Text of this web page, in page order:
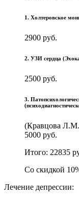
1. Холтеровское
2900 руб.
2. УЗИ сердца
2500 руб.
3.
(Кравцова
5000 руб.
Итого: 22835
Со скидкой
Лечение депрессии: